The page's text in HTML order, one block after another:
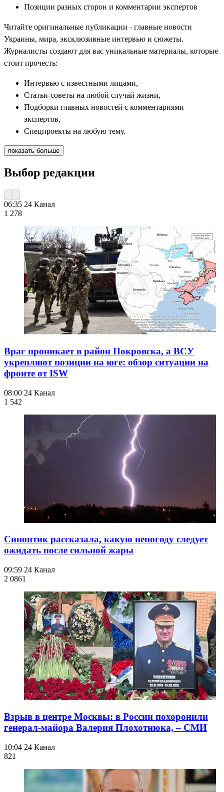
Позиции разных сторон и комментарии экспертов
Читайте оригинальные публикации - главные новости
Украины, мира, эксклюзивные интервью и сюжеты.
Журналисты создают для вас уникальные материалы, которые
стоит прочесть:
Интервью с известными лицами,
Статьи-советы на любой случай жизни,
Подборки главных новостей с комментариями
экспертов,
Спецпроекты на любую тему.
показать больше
Выбор редакции
06:35 24 Канал
1 278
Враг проникает в район Покровска, а ВСУ
укрепляют позиции на юге: обзор ситуации на
фронте от ISW
08:00 24 Канал
1 542
Синоптик рассказала, какую непогоду следует
ожидать после сильной жары
09:59 24 Канал
2 0861
Взрыв в центре Москвы: в России похоронили
генерал-майора Валерия Плохотнюка, – СМИ
10:04 24 Канал
821